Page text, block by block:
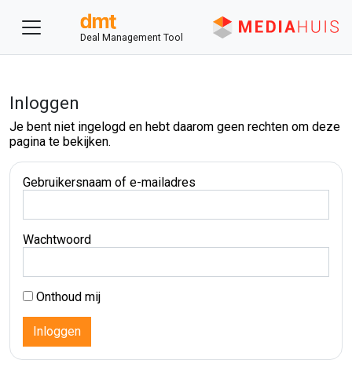
Deal Management Tool
Inloggen
Je bent niet ingelogd en hebt daarom geen rechten om deze
pagina te bekijken.
Gebruikersnaam of e-mailadres
Wachtwoord
Onthoud mij